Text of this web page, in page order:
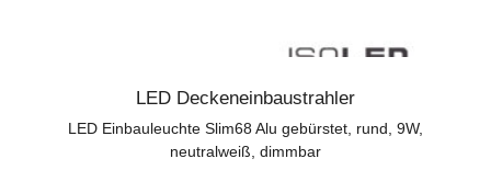
LED Deckeneinbaustrahler
LED Einbauleuchte Slim68 Alu gebürstet, rund, 9W,
neutralweiß, dimmbar